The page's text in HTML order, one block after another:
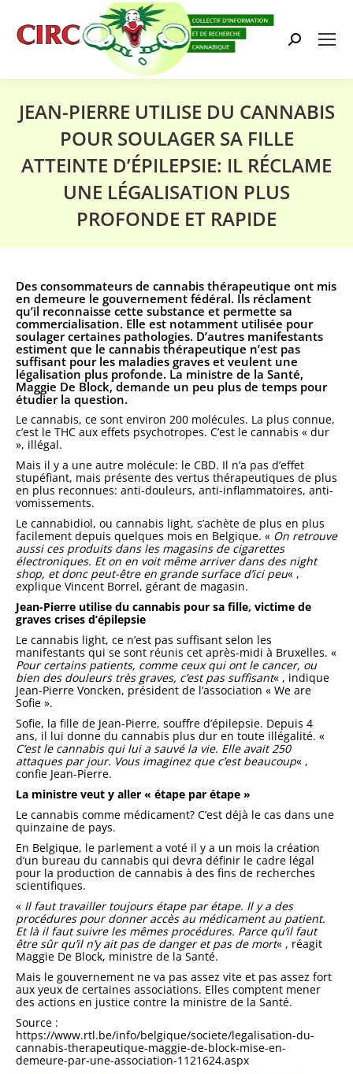
Search:
JEAN-PIERRE UTILISE DU CANNABIS
POUR SOULAGER SA FILLE
ATTEINTE D’ÉPILEPSIE: IL RÉCLAME
UNE LÉGALISATION PLUS
PROFONDE ET RAPIDE
Des consommateurs de cannabis thérapeutique ont mis
en demeure le gouvernement fédéral. Ils réclament
qu’il reconnaisse cette substance et permette sa
commercialisation. Elle est notamment utilisée pour
soulager certaines pathologies. D’autres manifestants
estiment que le cannabis thérapeutique n’est pas
suffisant pour les maladies graves et veulent une
légalisation plus profonde. La ministre de la Santé,
Maggie De Block, demande un peu plus de temps pour
étudier la question.
Le cannabis, ce sont environ 200 molécules. La plus connue,
c’est le THC aux effets psychotropes. C’est le cannabis « dur
», illégal.
Mais il y a une autre molécule: le CBD. Il n’a pas d’effet
stupéfiant, mais présente des vertus thérapeutiques de plus
en plus reconnues: anti-douleurs, anti-inflammatoires, anti-
vomissements.
Le cannabidiol, ou cannabis light, s’achète de plus en plus
facilement depuis quelques mois en Belgique. « On retrouve
aussi ces produits dans les magasins de cigarettes
électroniques. Et on en voit même arriver dans des night
shop, et donc peut-être en grande surface d’ici peu« ,
explique Vincent Borrel, gérant de magasin.
Jean-Pierre utilise du cannabis pour sa fille, victime de
graves crises d’épilepsie
Le cannabis light, ce n’est pas suffisant selon les
manifestants qui se sont réunis cet après-midi à Bruxelles. «
Pour certains patients, comme ceux qui ont le cancer, ou
bien des douleurs très graves, c’est pas suffisant« , indique
Jean-Pierre Voncken, président de l’association « We are
Sofie ».
Sofie, la fille de Jean-Pierre, souffre d’épilepsie. Depuis 4
ans, il lui donne du cannabis plus dur en toute illégalité. «
C’est le cannabis qui lui a sauvé la vie. Elle avait 250
attaques par jour. Vous imaginez que c’est beaucoup« ,
confie Jean-Pierre.
La ministre veut y aller « étape par étape »
Le cannabis comme médicament? C’est déjà le cas dans une
quinzaine de pays.
En Belgique, le parlement a voté il y a un mois la création
d’un bureau du cannabis qui devra définir le cadre légal
pour la production de cannabis à des fins de recherches
scientifiques.
« Il faut travailler toujours étape par étape. Il y a des
procédures pour donner accès au médicament au patient.
Et là il faut suivre les mêmes procédures. Parce qu’il faut
être sûr qu’il n’y ait pas de danger et pas de mort« , réagit
Maggie De Block, ministre de la Santé.
Mais le gouvernement ne va pas assez vite et pas assez fort
aux yeux de certaines associations. Elles comptent mener
des actions en justice contre la ministre de la Santé.
Source :
https://www.rtl.be/info/belgique/societe/legalisation-du-
cannabis-therapeutique-maggie-de-block-mise-en-
demeure-par-une-association-1121624.aspx